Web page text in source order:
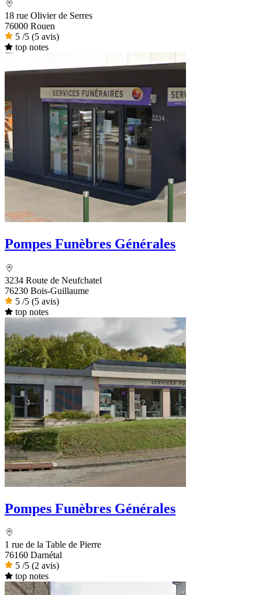
18 rue Olivier de Serres
76000 Rouen
5 /5 (5 avis)
top notes
Pompes Funèbres Générales
3234 Route de Neufchatel
76230 Bois-Guillaume
5 /5 (5 avis)
top notes
Pompes Funèbres Générales
1 rue de la Table de Pierre
76160 Darnétal
5 /5 (2 avis)
top notes